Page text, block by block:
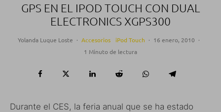
GPS EN EL IPOD TOUCH CON DUAL
ELECTRONICS XGPS300
Yolanda Luque Loste · Accesorios iPod Touch · 16 enero, 2010 ·
1 Minuto de lectura
Durante el CES, la feria anual que se ha estado